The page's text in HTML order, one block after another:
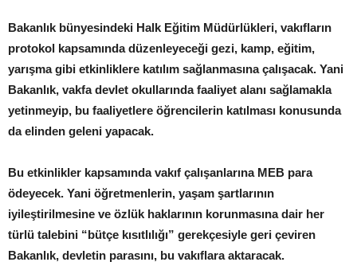
Bakanlık bünyesindeki Halk Eğitim Müdürlükleri, vakıfların
protokol kapsamında düzenleyeceği gezi, kamp, eğitim,
yarışma gibi etkinliklere katılım sağlanmasına çalışacak. Yani
Bakanlık, vakfa devlet okullarında faaliyet alanı sağlamakla
yetinmeyip, bu faaliyetlere öğrencilerin katılması konusunda
da elinden geleni yapacak.
Bu etkinlikler kapsamında vakıf çalışanlarına MEB para
ödeyecek. Yani öğretmenlerin, yaşam şartlarının
iyileştirilmesine ve özlük haklarının korunmasına dair her
türlü talebini “bütçe kısıtlılığı” gerekçesiyle geri çeviren
Bakanlık, devletin parasını, bu vakıflara aktaracak.